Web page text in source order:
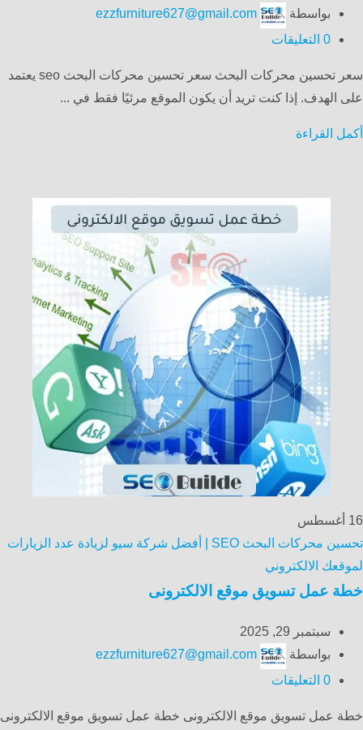
بواسطة
ezzfurniture627@gmail.com
0 التعليقات
سعر تحسين محركات البحث سعر تحسين محركات البحث seo يعتمد
على الهدف. إذا كنت تريد أن يكون الموقع مرئيًا فقط في ...
أكمل القراءة
16 أغسطس
تحسين محركات البحث SEO | أفضل شركة سيو لزيادة عدد الزيارات
لموقعك الالكتروني
خطة عمل تسويق موقع الالكترونى
سبتمبر 29, 2025
بواسطة
ezzfurniture627@gmail.com
0 التعليقات
خطة عمل تسويق موقع الالكترونى خطة عمل تسويق موقع الالكترونى